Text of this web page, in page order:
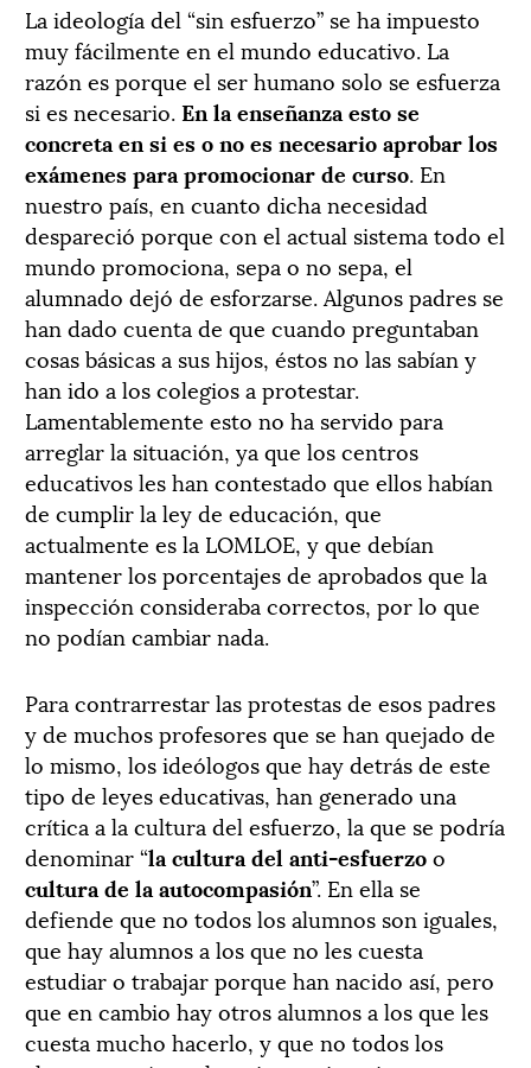
La ideología del “sin esfuerzo” se ha impuesto
muy fácilmente en el mundo educativo. La
razón es porque el ser humano solo se esfuerza
si es necesario.En la enseñanza esto se
concreta en si es o no es necesario aprobar los
exámenes para promocionar de curso. En
nuestro país, en cuanto dicha necesidad
despareció porque con el actual sistema todo el
mundo promociona, sepa o no sepa, el
alumnado dejó de esforzarse. Algunos padres se
han dado cuenta de que cuando preguntaban
cosas básicas a sus hijos, éstos no las sabían y
han ido a los colegios a protestar.
Lamentablemente esto no ha servido para
arreglar la situación, ya que los centros
educativos les han contestado que ellos habían
de cumplir la ley de educación, que
actualmente es la LOMLOE, y que debían
mantener los porcentajes de aprobados que la
inspección consideraba correctos, por lo que
no podían cambiar nada.
Para contrarrestar las protestas de esos padres
y de muchos profesores que se han quejado de
lo mismo, los ideólogos que hay detrás de este
tipo de leyes educativas, han generado una
crítica a la cultura del esfuerzo, la que se podría
denominar “la cultura del anti-esfuerzoo
cultura de la autocompasión”. En ella se
defiende que no todos los alumnos son iguales,
que hay alumnos a los que no les cuesta
estudiar o trabajar porque han nacido así, pero
que en cambio hay otros alumnos a los que les
cuesta mucho hacerlo, y que no todos los